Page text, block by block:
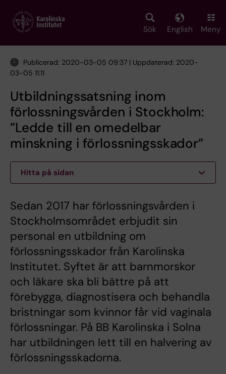
main
Sök English Meny
Publicerad: 2020-03-05 09:37 | Uppdaterad: 2020-
03-05 11:11
Utbildningssatsning inom
förlossningsvården i Stockholm:
”Ledde till en omedelbar
minskning i förlossningsskador”
Hitta på sidan
Sedan 2017 har förlossningsvården i
Stockholmsområdet erbjudit sin
personal en utbildning om
förlossningsskador från Karolinska
Institutet. Syftet är att barnmorskor
och läkare ska bli bättre på att
förebygga, diagnostisera och behandla
bristningar som kvinnor får vid vaginala
förlossningar. På BB Karolinska i Solna
har utbildningen lett till en halvering av
förlossningsskadorna.